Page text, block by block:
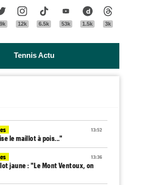
TwitterInstagram
12k
Tik Tok
6.5k
Youtube
53k
Dailymotion
1.5k 3k
Tennis Actu
13:52
le maillot à pois..."
13:36
jaune : "Le Mont Ventoux, on